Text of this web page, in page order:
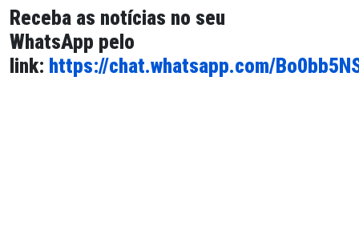
Receba as notícias no seu
WhatsApp pelo
link: https://chat.whatsapp.com/